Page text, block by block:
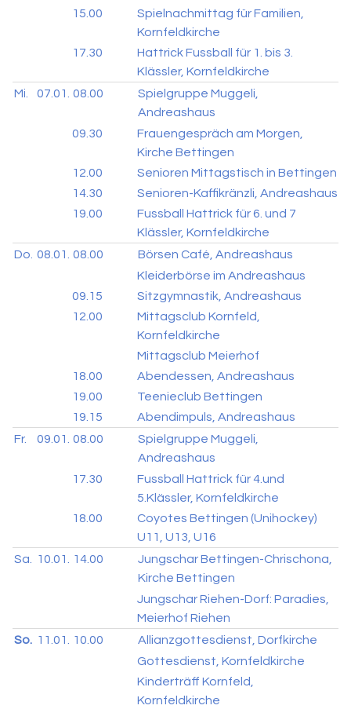
15.00
Spielnachmittag für Familien,
Kornfeldkirche
17.30
Hattrick Fussball für 1. bis 3.
Klässler, Kornfeldkirche
Mi.
07.01. 08.00
Spielgruppe Muggeli,
Andreashaus
09.30
Frauengespräch am Morgen,
Kirche Bettingen
12.00
Senioren Mittagstisch in Bettingen
14.30
Senioren-Kaffikränzli, Andreashaus
19.00
Fussball Hattrick für 6. und 7
Klässler, Kornfeldkirche
Do. 08.01. 08.00
Börsen Café, Andreashaus
Kleiderbörse im Andreashaus
09.15
Sitzgymnastik, Andreashaus
12.00
Mittagsclub Kornfeld,
Kornfeldkirche
Mittagsclub Meierhof
18.00
Abendessen, Andreashaus
19.00
Teenieclub Bettingen
19.15
Abendimpuls, Andreashaus
Fr.
09.01. 08.00
Spielgruppe Muggeli,
Andreashaus
17.30
Fussball Hattrick für 4.und
5.Klässler, Kornfeldkirche
18.00
Coyotes Bettingen (Unihockey)
U11, U13, U16
Sa.
10.01. 14.00
Jungschar Bettingen-Chrischona,
Kirche Bettingen
Jungschar Riehen-Dorf: Paradies,
Meierhof Riehen
So. 11.01. 10.00
Allianzgottesdienst, Dorfkirche
Gottesdienst, Kornfeldkirche
Kinderträff Kornfeld,
Kornfeldkirche